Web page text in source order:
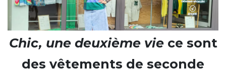
Chic, une deuxième viece sont
des vêtements de seconde